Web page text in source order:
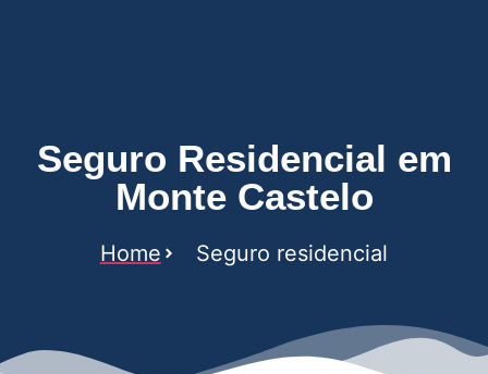
Seguro Residencial em
Monte Castelo
Home Seguro residencial